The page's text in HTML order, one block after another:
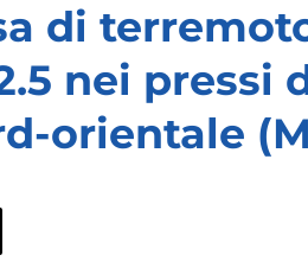
di
nei pressi
orientale